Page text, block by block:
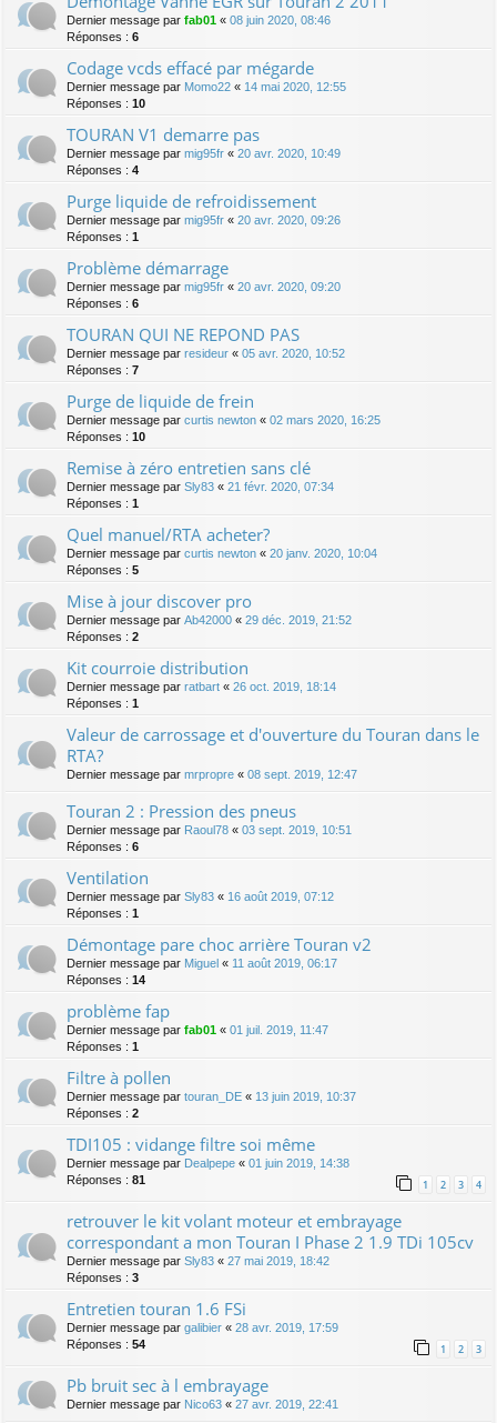
Dernier message par fab01 « 08 juin 2020, 08:46
Réponses : 6
Codage vcds effacé par mégarde
Dernier message par Momo22 « 14 mai 2020, 12:55
Réponses : 10
TOURAN V1 demarre pas
Dernier message par mig95fr « 20 avr. 2020, 10:49
Réponses : 4
Purge liquide de refroidissement
Dernier message par mig95fr « 20 avr. 2020, 09:26
Réponses : 1
Problème démarrage
Dernier message par mig95fr « 20 avr. 2020, 09:20
Réponses : 6
TOURAN QUI NE REPOND PAS
Dernier message par resideur « 05 avr. 2020, 10:52
Réponses : 7
Purge de liquide de frein
Dernier message par curtis newton « 02 mars 2020, 16:25
Réponses : 10
Remise à zéro entretien sans clé
Dernier message par Sly83 « 21 févr. 2020, 07:34
Réponses : 1
Quel manuel/RTA acheter?
Dernier message par curtis newton « 20 janv. 2020, 10:04
Réponses : 5
Mise à jour discover pro
Dernier message par Ab42000 « 29 déc. 2019, 21:52
Réponses : 2
Kit courroie distribution
Dernier message par ratbart « 26 oct. 2019, 18:14
Réponses : 1
Valeur de carrossage et d'ouverture du Touran dans le
RTA?
Dernier message par mrpropre « 08 sept. 2019, 12:47
Touran 2 : Pression des pneus
Dernier message par Raoul78 « 03 sept. 2019, 10:51
Réponses : 6
Ventilation
Dernier message par Sly83 « 16 août 2019, 07:12
Réponses : 1
Démontage pare choc arrière Touran v2
Dernier message par Miguel « 11 août 2019, 06:17
Réponses : 14
problème fap
Dernier message par fab01 « 01 juil. 2019, 11:47
Réponses : 1
Filtre à pollen
Dernier message par touran_DE « 13 juin 2019, 10:37
Réponses : 2
TDI105 : vidange filtre soi même
Dernier message par Dealpepe « 01 juin 2019, 14:38
Réponses : 81 1 2 3 4
retrouver le kit volant moteur et embrayage
correspondant a mon Touran I Phase 2 1.9 TDi 105cv
Dernier message par Sly83 « 27 mai 2019, 18:42
Réponses : 3
Entretien touran 1.6 FSi
Dernier message par galibier « 28 avr. 2019, 17:59
Réponses : 54 1 2 3
Pb bruit sec à l embrayage
Dernier message par Nico63 « 27 avr. 2019, 22:41